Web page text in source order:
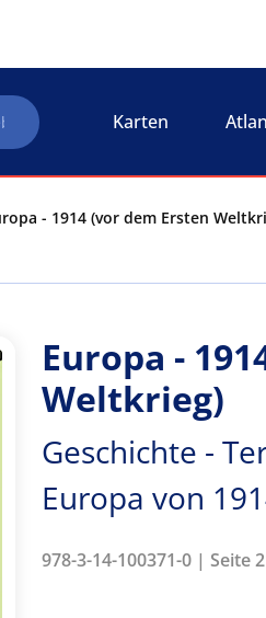
Karten
- 1914 (vor dem Ersten
Europa -
Weltkrieg)
Geschichte -
Europa von
978-3-14-100371-0 | Seite